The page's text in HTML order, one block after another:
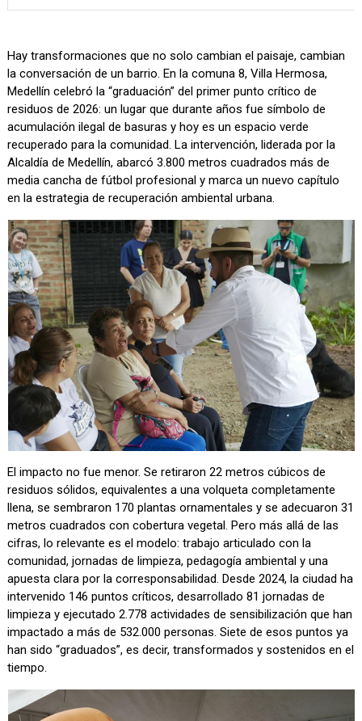
Hay transformaciones que no solo cambian el paisaje, cambian
la conversación de un barrio. En la comuna 8, Villa Hermosa,
Medellín celebró la “graduación” del primer punto crítico de
residuos de 2026: un lugar que durante años fue símbolo de
acumulación ilegal de basuras y hoy es un espacio verde
recuperado para la comunidad. La intervención, liderada por la
Alcaldía de Medellín, abarcó 3.800 metros cuadrados más de
media cancha de fútbol profesional y marca un nuevo capítulo
en la estrategia de recuperación ambiental urbana.
El impacto no fue menor. Se retiraron 22 metros cúbicos de
residuos sólidos, equivalentes a una volqueta completamente
llena, se sembraron 170 plantas ornamentales y se adecuaron 31
metros cuadrados con cobertura vegetal. Pero más allá de las
cifras, lo relevante es el modelo: trabajo articulado con la
comunidad, jornadas de limpieza, pedagogía ambiental y una
apuesta clara por la corresponsabilidad. Desde 2024, la ciudad ha
intervenido 146 puntos críticos, desarrollado 81 jornadas de
limpieza y ejecutado 2.778 actividades de sensibilización que han
impactado a más de 532.000 personas. Siete de esos puntos ya
han sido “graduados”, es decir, transformados y sostenidos en el
tiempo.